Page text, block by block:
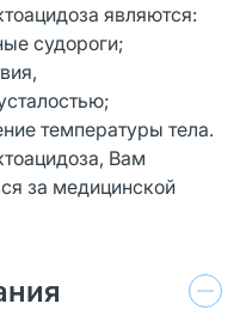
являются:
судороги;
температуры тела.
Вам
за медицинской